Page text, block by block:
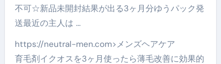
不可☆新品未開封結果が出る3ヶ月分ゆうパック発
送最近の主人は …
https://neutral-men.com>メンズヘアケア
育毛剤イクオスを3ヶ月使ったら薄毛改善に効果的